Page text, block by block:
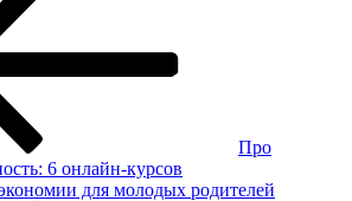
Про
6 онлайн-курсов
для молодых родителей